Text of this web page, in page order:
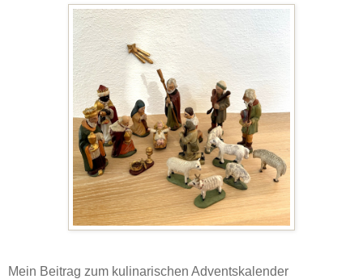
Mein Beitrag zum kulinarischen Adventskalender